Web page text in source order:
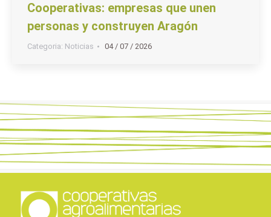
Cooperativas: empresas que unen
personas y construyen Aragón
Categoria: Noticias 04 / 07 / 2026